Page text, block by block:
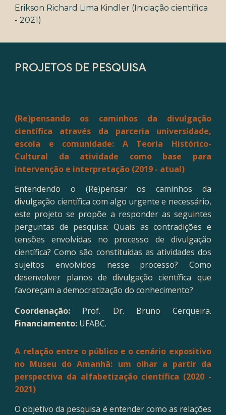
Erikson Richard Lima Kindler (Iniciação científica
- 2021)
PROJETOS DE PESQUISA
(Re)pensando os caminhos da divulgação
científica através da parceria universidade,
escola e comunidade: A Teoria Histórico-
Cultural da atividade como base para
intervenção e interpretação (2019 - atual)
Entendendo o (Re)pensar os caminhos da
divulgação científica com algo urgente e necessário,
este projeto se propõe a responder as seguintes
perguntas de pesquisa: Quais as contradições e
tensões envolvidas no processo de divulgação
científica? Como são constituídas as atividades dos
sujeitos envolvidos nesse processo? Como
desenvolver planos de divulgação científica que
favoreçam a democratização do conhecimento?
Coordenação: Prof. Dr. Bruno Cerqueira.
Financiamento: UFABC.
A relação entre o público e o cenário expositivo
no Museu do Amanhã: um olhar a partir da
perspectiva da alfabetização científica (2020 -
2021)
O objetivo da pesquisa é entender como as relações